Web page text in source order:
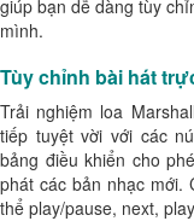
giúp bạn dễ dàng tùy
mình.
Tùy chỉnh bài hát
Trải nghiệm loa
tiếp tuyệt vời với các
bảng điều khiển cho
phát các bản nhạc mới.
thể play/pause, next,